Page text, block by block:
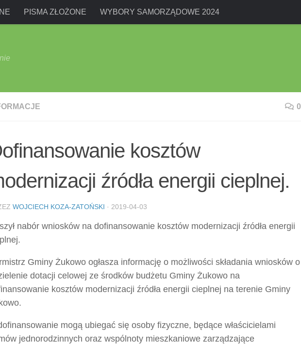
PISMA ZŁOŻONE WYBORY SAMORZĄDOWE 2024
0
kosztów
źródła energii cieplnej.
WOJCIECH KOZA-ZATOŃSKI · 2019-04-03
nabór wniosków na dofinansowanie kosztów modernizacji źródła energii
Gminy Żukowo ogłasza informację o możliwości składania wniosków o
dotacji celowej ze środków budżetu Gminy Żukowo na
kosztów modernizacji źródła energii cieplnej na terenie Gminy
mogą ubiegać się osoby fizyczne, będące właścicielami
jednorodzinnych oraz wspólnoty mieszkaniowe zarządzające